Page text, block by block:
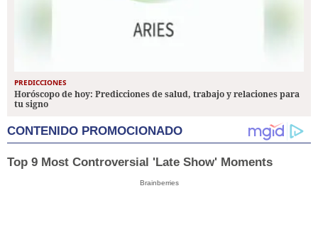
PREDICCIONES
Horóscopo de hoy: Predicciones de salud, trabajo y relaciones para
tu signo
CONTENIDO PROMOCIONADO
Top 9 Most Controversial 'Late Show' Moments
Brainberries